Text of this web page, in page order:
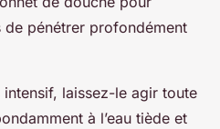
de pénétrer profondément
laissez-le agir toute
à l’eau tiède et